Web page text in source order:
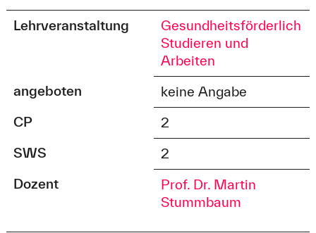
Lehrveranstaltung
Gesundheitsförderlich
Studieren und
Arbeiten
angeboten
keine Angabe
CP
2
SWS
2
Dozent
Prof. Dr. Martin
Stummbaum